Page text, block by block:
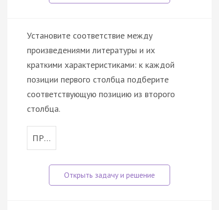
Установите соответствие между
произведениями литературы и их
краткими характеристиками: к каждой
позиции первого столбца подберите
соответствующую позицию из второго
столбца.
ПР…